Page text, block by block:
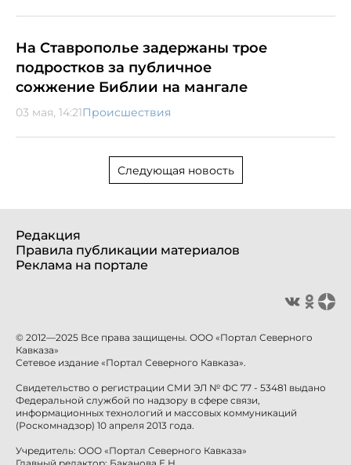
На Ставрополье задержаны трое
подростков за публичное
сожжение Библии на мангале
03 мая, 14:21Происшествия
Следующая новость
Редакция
Правила публикации материалов
Реклама на портале
© 2012—2025 Все права защищены. ООО «Портал Северного
Кавказа»
Сетевое издание «Портал Северного Кавказа».
Свидетельство о регистрации СМИ ЭЛ № ФС 77 - 53481 выдано
Федеральной службой по надзору в сфере связи,
информационных технологий и массовых коммуникаций
(Роскомнадзор) 10 апреля 2013 года.
Учредитель: ООО «Портал Северного Кавказа»